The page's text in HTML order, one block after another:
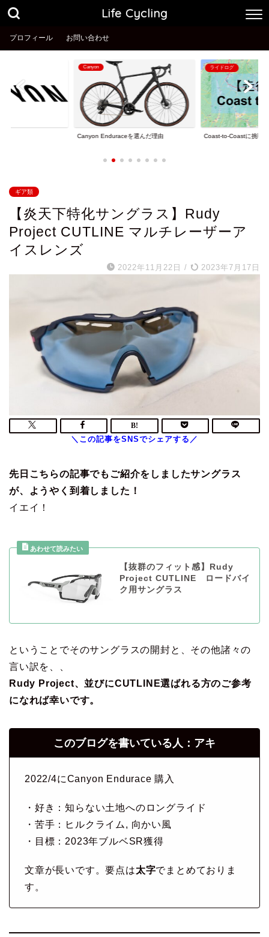
Life Cycling
プロフィール お問い合わせ
ライドログ
Coast-to-Coastに挑戦！
ライドログ
納車2.5ヶ月でワ
ギア類
【炎天下特化サングラス】Rudy
Project CUTLINE マルチレーザーア
イスレンズ
2022年11月22日 / 2023年7月17日
先日こちらの記事でもご紹介をしましたサングラス
が、ようやく到着しました！
イエイ！
【抜群のフィット感】Rudy
Project CUTLINE ロードバイ
ク用サングラス
ということでそのサングラスの開封と、その他諸々の
言い訳を、、
Rudy Project、並びにCUTLINE選ばれる方のご参考
になれば幸いです。
このブログを書いている人：アキ
2022/4にCanyon Endurace 購入
・好き：知らない土地へのロングライド
・苦手：ヒルクライム, 向かい風
・目標：2023年ブルベSR獲得
文章が長いです。要点は太字でまとめておりま
す。